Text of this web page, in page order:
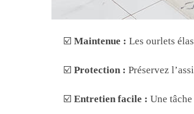
☑️Maintenue : Les ourlets
☑️Protection : Préservez
☑️Entretien facile : Une